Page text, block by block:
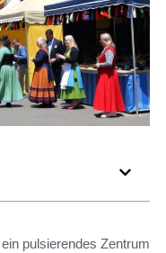
pulsierendes Zentrum